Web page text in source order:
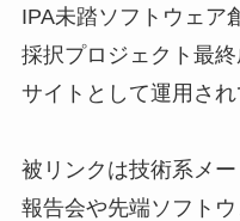
IPA未踏ソフトウェア
採択プロジェクト最
サイトとして運用され
被リンクは技術系メ
報告会や先端ソフト